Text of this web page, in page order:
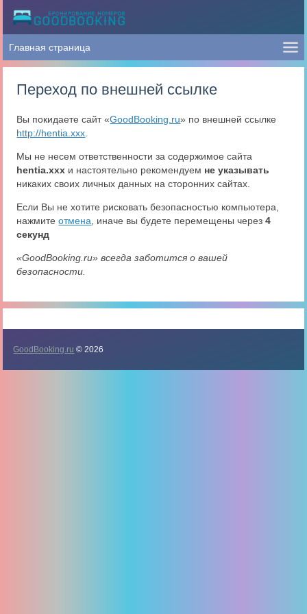
Переход по внешней ссылке
Вы покидаете сайт «GoodBooking.ru» по внешней ссылке
http://hentia.xxx
Мы не несем ответственности за содержимое сайта
hentia.xxx и настоятельно рекомендуем не указывать
никаких своих личных данных на сторонних сайтах.
Если Вы не хотите рисковать безопасностью компьютера,
нажмитеотмена , иначе вы будете перемещены через4
секунд
«GoodBooking.ru» всегда заботится о вашей
безопасности.
GoodBooking.ru © 2026